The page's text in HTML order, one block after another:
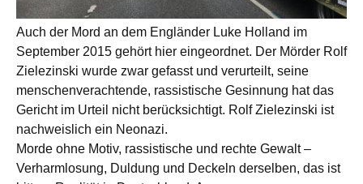
Auch der Mord an dem Engländer Luke Holland im
September 2015 gehört hier eingeordnet. Der Mörder Rolf
Zielezinski wurde zwar gefasst und verurteilt, seine
menschenverachtende, rassistische Gesinnung hat das
Gericht im Urteil nicht berücksichtigt. Rolf Zielezinski ist
nachweislich ein Neonazi.
Morde ohne Motiv, rassistische und rechte Gewalt –
Verharmlosung, Duldung und Deckeln derselben, das ist